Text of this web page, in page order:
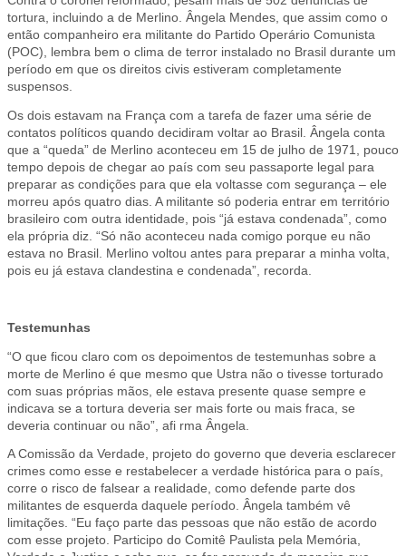
tortura, incluindo a de Merlino. Ângela Mendes, que assim como o
então companheiro era militante do Partido Operário Comunista
(POC), lembra bem o clima de terror instalado no Brasil durante um
período em que os direitos civis estiveram completamente
suspensos.
Os dois estavam na França com a tarefa de fazer uma série de
contatos políticos quando decidiram voltar ao Brasil. Ângela conta
que a “queda” de Merlino aconteceu em 15 de julho de 1971, pouco
tempo depois de chegar ao país com seu passaporte legal para
preparar as condições para que ela voltasse com segurança – ele
morreu após quatro dias. A militante só poderia entrar em território
brasileiro com outra identidade, pois “já estava condenada”, como
ela própria diz. “Só não aconteceu nada comigo porque eu não
estava no Brasil. Merlino voltou antes para preparar a minha volta,
pois eu já estava clandestina e condenada”, recorda.
Testemunhas
“O que ficou claro com os depoimentos de testemunhas sobre a
morte de Merlino é que mesmo que Ustra não o tivesse torturado
com suas próprias mãos, ele estava presente quase sempre e
indicava se a tortura deveria ser mais forte ou mais fraca, se
deveria continuar ou não”, afi rma Ângela.
A Comissão da Verdade, projeto do governo que deveria esclarecer
crimes como esse e restabelecer a verdade histórica para o país,
corre o risco de falsear a realidade, como defende parte dos
militantes de esquerda daquele período. Ângela também vê
limitações. “Eu faço parte das pessoas que não estão de acordo
com esse projeto. Participo do Comitê Paulista pela Memória,